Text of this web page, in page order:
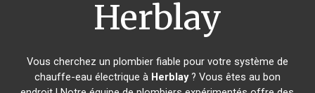
Herblay
Vous cherchez un plombier fiable pour votre système de
chauffe-eau électrique à Herblay? Vous êtes au bon